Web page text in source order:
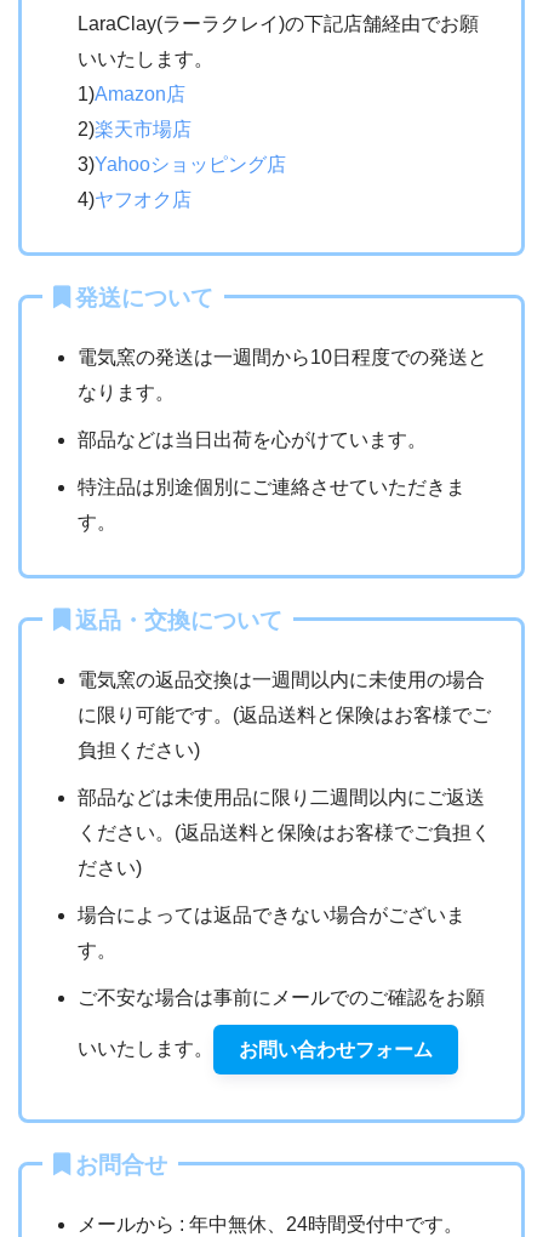
LaraClay(ラーラクレイ)の下記店舗経由でお願
いいたします。
1)Amazon店
2)楽天市場店
3)Yahooショッピング店
4)ヤフオク店
発送について
電気窯の発送は一週間から10日程度での発送と
なります。
部品などは当日出荷を心がけています。
特注品は別途個別にご連絡させていただきま
す。
返品・交換について
電気窯の返品交換は一週間以内に未使用の場合
に限り可能です。(返品送料と保険はお客様でご
負担ください)
部品などは未使用品に限り二週間以内にご返送
ください。(返品送料と保険はお客様でご負担く
ださい)
場合によっては返品できない場合がございま
す。
ご不安な場合は事前にメールでのご確認をお願
いいたします。 お問い合わせフォーム
お問合せ
メールから : 年中無休、24時間受付中です。